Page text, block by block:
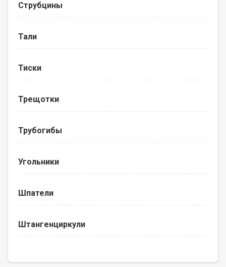
Струбцины
Тали
Тиски
Трещотки
Трубогибы
Угольники
Шпатели
Штангенциркули